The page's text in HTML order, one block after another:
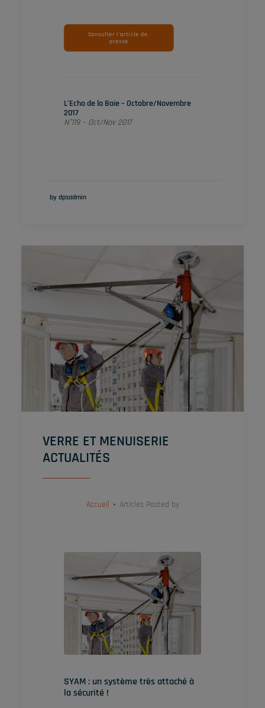
Consulter l'article de
presse
L’Echo de la Baie – Octobre/Novembre
2017
N°119 – Oct/Nov 2017
by dpsadmin
VERRE ET MENUISERIE
ACTUALITÉS
Accueil Articles Posted by
SYAM : un système très attaché à
la sécurité !